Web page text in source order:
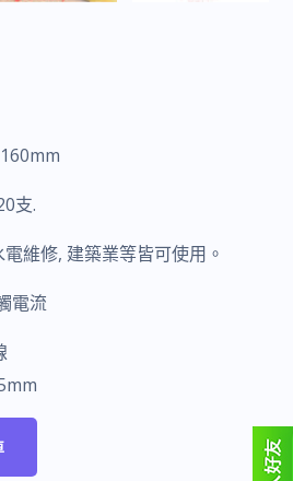
支.
維修, 建築業等皆可使用。
電流